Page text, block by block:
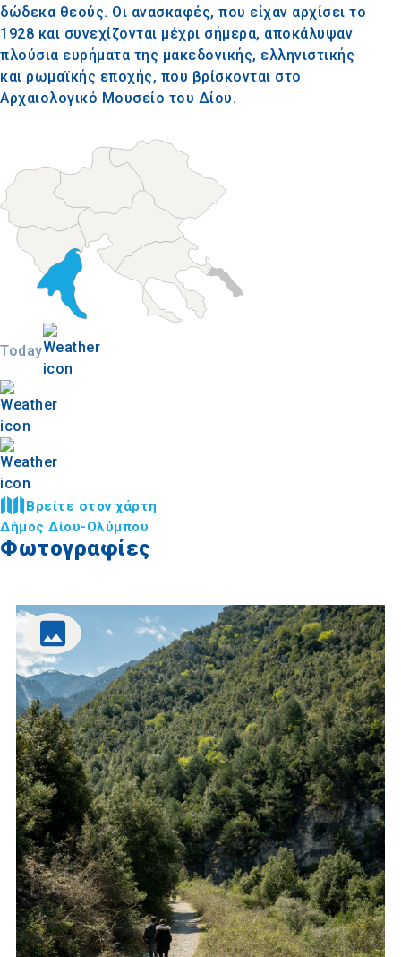
δώδεκα θεούς. Οι ανασκαφές, που είχαν αρχίσει το
1928 και συνεχίζονται μέχρι σήμερα, αποκάλυψαν
πλούσια ευρήματα της μακεδονικής, ελληνιστικής
και ρωμαϊκής εποχής, που βρίσκονται στο
Αρχαιολογικό Μουσείο του Δίου.
Today
Βρείτε στον χάρτη
Δήμος Δίου-Ολύμπου
Φωτογραφίες